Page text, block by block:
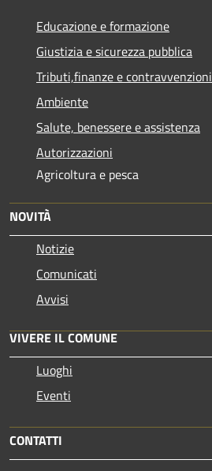
Educazione e formazione
Giustizia e sicurezza pubblica
Tributi,finanze e contravvenzioni
Ambiente
Salute, benessere e assistenza
Autorizzazioni
Agricoltura e pesca
NOVITÀ
Notizie
Comunicati
Avvisi
VIVERE IL COMUNE
Luoghi
Eventi
CONTATTI